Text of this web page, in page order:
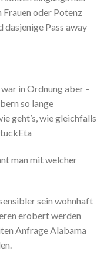
Frauen oder Potenz
dasjenige Pass away
in Ordnung aber –
so lange
geht’s, wie gleichfalls
man mit welcher
sein wohnhaft
erobert werden
Anfrage Alabama